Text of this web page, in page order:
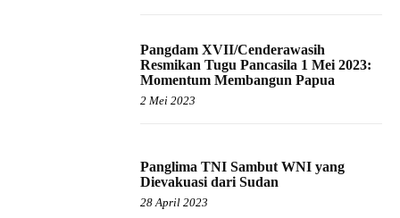
Pangdam XVII/Cenderawasih
Resmikan Tugu Pancasila 1 Mei 2023:
Momentum Membangun Papua
2 Mei 2023
Panglima TNI Sambut WNI yang
Dievakuasi dari Sudan
28 April 2023